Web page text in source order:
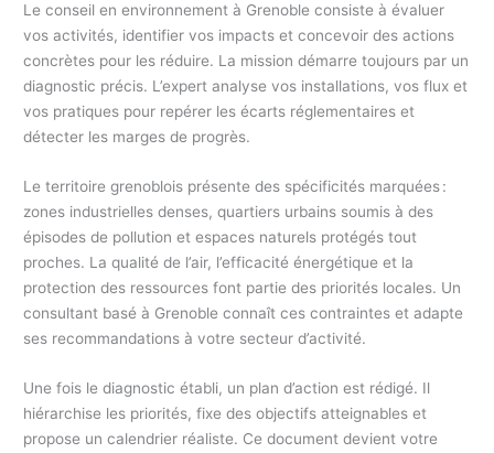
Le conseil en environnement à Grenoble consiste à évaluer
vos activités, identifier vos impacts et concevoir des actions
concrètes pour les réduire. La mission démarre toujours par un
diagnostic précis. L’expert analyse vos installations, vos flux et
vos pratiques pour repérer les écarts réglementaires et
détecter les marges de progrès.
Le territoire grenoblois présente des spécificités marquées :
zones industrielles denses, quartiers urbains soumis à des
épisodes de pollution et espaces naturels protégés tout
proches. La qualité de l’air, l’efficacité énergétique et la
protection des ressources font partie des priorités locales. Un
consultant basé à Grenoble connaît ces contraintes et adapte
ses recommandations à votre secteur d’activité.
Une fois le diagnostic établi, un plan d’action est rédigé. Il
hiérarchise les priorités, fixe des objectifs atteignables et
propose un calendrier réaliste. Ce document devient votre